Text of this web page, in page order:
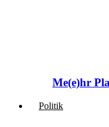
Me(e)hr
Politik